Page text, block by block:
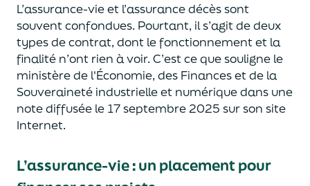
L’assurance-vie et l’assurance décès sont
souventconfondues. Pourtant, il s’agit de deux
types de contrat, dont le fonctionnement et la
finalité n’ont rien à voir. C’est ce que souligne le
ministère de l'Économie, des Financeset de la
Souveraineté industrielle et numériquedans une
note diffusée le 17 septembre 2025 sur son site
Internet.
L’assurance-vie : un placement pour